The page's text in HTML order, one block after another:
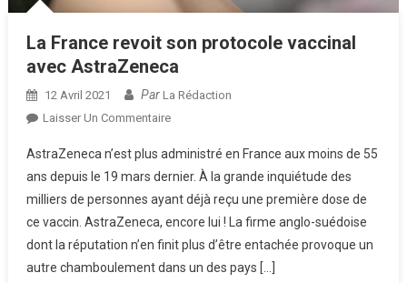
La France revoit son protocole vaccinal
avec AstraZeneca
12 Avril 2021 Par La Rédaction
Laisser Un CommentaireSur
France
Revoit
Son
Protocole
Vaccinal
Avec
AstraZeneca n’est plus administré en France aux moins de 55
ans depuis le 19 mars dernier. À la grande inquiétude des
milliers de personnes ayant déjà reçu une première dose de
ce vaccin. AstraZeneca, encore lui ! La firme anglo-suédoise
dont la réputation n’en finit plus d’être entachée provoque un
autre chamboulement dans un des pays […]